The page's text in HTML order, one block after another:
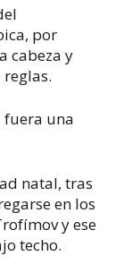
por
cabeza y
fuera una
natal, tras
en los
y ese
techo.